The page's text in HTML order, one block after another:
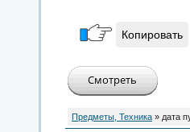
Копировать
Предметы, Техника » дата